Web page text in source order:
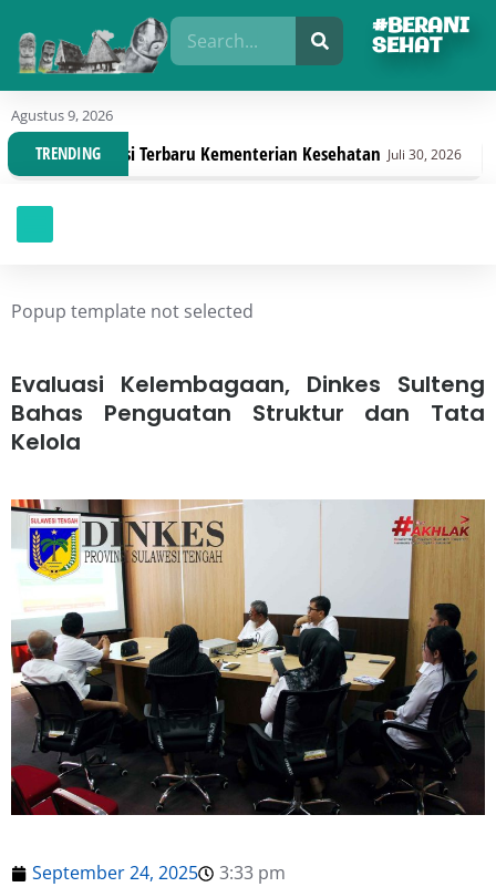
#BERANI
SEHAT
Agustus 9, 2026
TRENDINGTerbaru Kementerian Kesehatan Juli 30, 2026 Dinas
Popup template not selected
Evaluasi Kelembagaan, Dinkes Sulteng
Bahas Penguatan Struktur dan Tata
Kelola
September 24, 2025
3:33 pm